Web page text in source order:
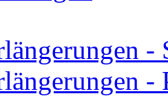
-
-